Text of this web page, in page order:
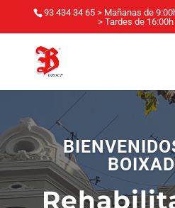
93 434 34 65 > Mañanas de
> Tardes de
rehabilitaciones